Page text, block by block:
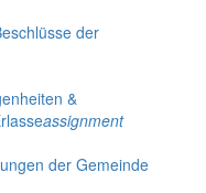
der
&
assignment
der Gemeinde